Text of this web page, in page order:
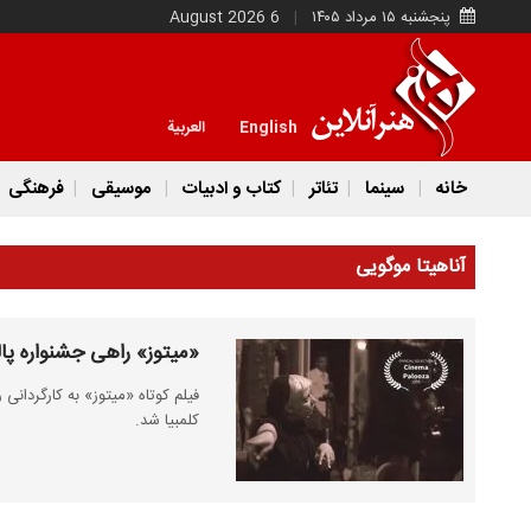
پنجشنبه ۱۵ مرداد ۱۴۰۵ 6 August 2026
English العربية
خانه سینما تئاتر کتاب و ادبیات موسیقی فرهنگی
آناهیتا موگویی
«میتوز» راهی جشنواره
فیلم کوتاه «میتوز» به
کلمبیا شد.